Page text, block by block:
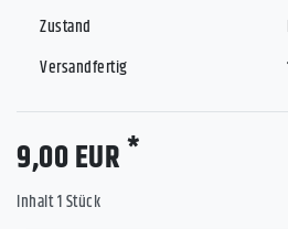
Zustand
Versandfertig
9,00 EUR *
Inhalt1Stück